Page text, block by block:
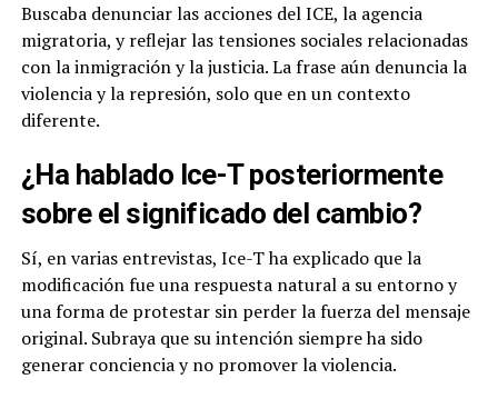
Buscaba denunciar las acciones del ICE, la agencia
migratoria, y reflejar las tensiones sociales relacionadas
con la inmigración y la justicia. La frase aún denuncia la
violencia y la represión, solo que en un contexto
diferente.
¿Ha hablado Ice-T posteriormente
sobre el significado del cambio?
Sí, en varias entrevistas, Ice-T ha explicado que la
modificación fue una respuesta natural a su entorno y
una forma de protestar sin perder la fuerza del mensaje
original. Subraya que su intención siempre ha sido
generar conciencia y no promover la violencia.